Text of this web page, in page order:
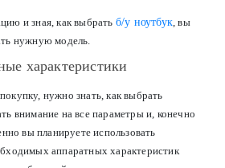
и зная, как выбрать б/у ноутбук, вы
нужную модель.
характеристики
нужно знать, как выбрать
внимание на все параметры и, конечно
вы планируете использовать
аппаратных характеристик